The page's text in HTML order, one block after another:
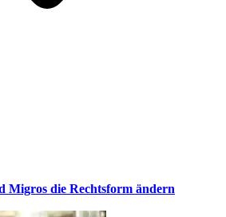
Migros die Rechtsform ändern